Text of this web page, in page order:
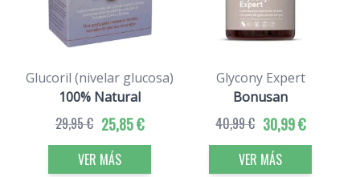
Glucoril (nivelar glucosa)
100% Natural
25,85 €
29,95 €
VER MÁS
Glycony Expert
Bonusan
30,99 €
40,99 €
VER MÁS